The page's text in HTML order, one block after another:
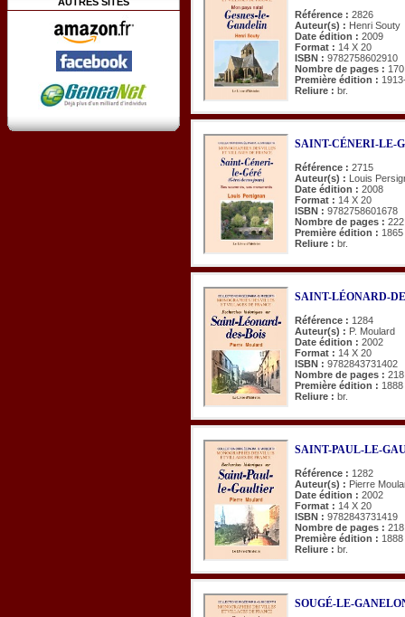
Référence : 2826
Auteur(s) : Henri Souty
Date édition : 2009
Format : 14 X 20
ISBN : 9782758602910
Nombre de pages : 170
Première édition :
Reliure : br.
SAINT-CÉNERI-LE-
Référence : 2715
Auteur(s) : Louis
Date édition : 2008
Format : 14 X 20
ISBN : 9782758601678
Nombre de pages : 222
Première édition : 1865
Reliure : br.
SAINT-LÉONARD-
Référence : 1284
Auteur(s) : P. Moulard
Date édition : 2002
Format : 14 X 20
ISBN : 9782843731402
Nombre de pages : 218
Première édition : 1888
Reliure : br.
SAINT-PAUL-LE-
Référence : 1282
Auteur(s) : Pierre
Date édition : 2002
Format : 14 X 20
ISBN : 9782843731419
Nombre de pages : 218
Première édition : 1888
Reliure : br.
SOUGÉ-LE-